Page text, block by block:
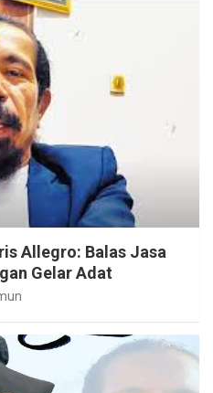
Allegro: Balas Jasa
Gelar Adat